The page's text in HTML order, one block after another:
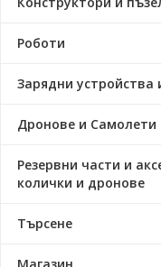
Роботи
Зарядни устройства
Дронове и Самолети
Резервни части и
колички и дронове
Търсене